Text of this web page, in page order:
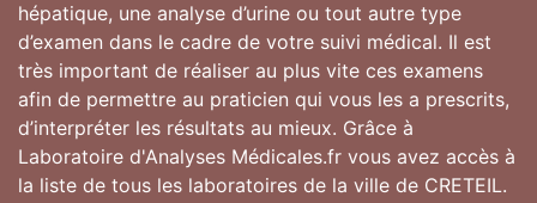
hépatique, une analyse d’urine ou tout autre type
d’examen dans le cadre de votre suivi médical. Il est
très important de réaliser au plus vite ces examens
afin de permettre au praticien qui vous les a prescrits,
d’interpréter les résultats au mieux. Grâce à
Laboratoire d'Analyses Médicales.fr vous avez accès à
la liste de tous les laboratoires de la ville de CRETEIL.